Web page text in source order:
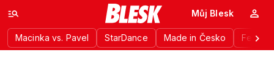
Macinka vs. Pavel StarDance Made in Česko
Můj Blesk